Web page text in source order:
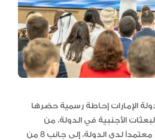
الإمارات إحاطة رسمية حضرها
البعثات الأجنبية في الدولة، من
ضمنهم أكثر من 76 سفيراً معتمداً لدى الدولة، إلى جانب 8 من